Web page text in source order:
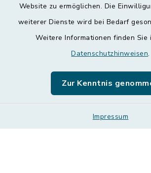
Website zu ermöglichen. Die
weiterer Dienste wird bei Bedarf
Weitere Informationen finden Sie
Datenschutzhinweisen.
Zur Kenntnis
Impressum
Datenschutz
Leichte Sprache
Sitemap